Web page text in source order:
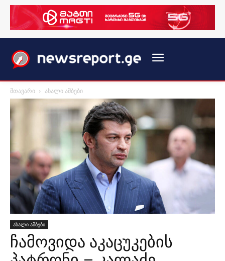
მთავარი ახალი ამბები
ახალი ამბები
ჩამოვიდა აკაცუკების